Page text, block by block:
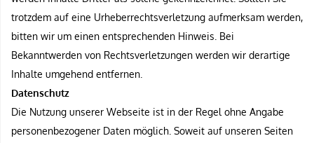
trotzdem auf eine Urheberrechtsverletzung aufmerksam werden,
bitten wir um einen entsprechenden Hinweis. Bei
Bekanntwerden von Rechtsverletzungen werden wir derartige
Inhalte umgehend entfernen.
Datenschutz
Die Nutzung unserer Webseite ist in der Regel ohne Angabe
personenbezogener Daten möglich. Soweit auf unseren Seiten